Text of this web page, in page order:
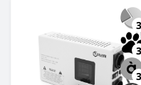
3
3
3